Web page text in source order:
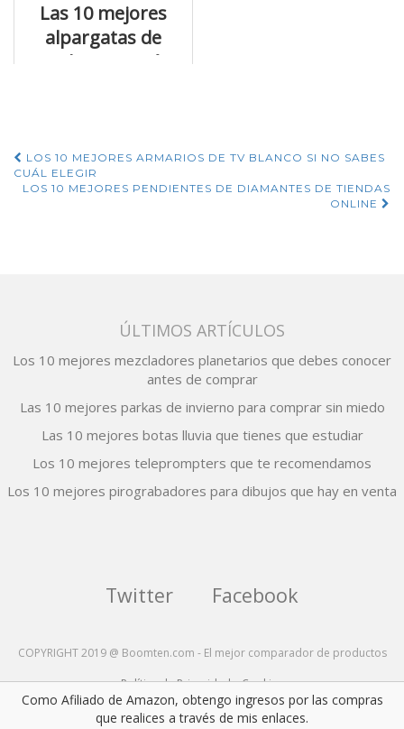
Las 10 mejores
alpargatas de
moda que están
Navegación
de
LOS 10 MEJORES ARMARIOS DE TV BLANCO SI NO SABES
CUÁL ELEGIR
LOS 10 MEJORES PENDIENTES DE DIAMANTES DE TIENDAS
ONLINE
ÚLTIMOS ARTÍCULOS
Los 10 mejores mezcladores planetarios que debes conocer
antes de comprar
Las 10 mejores parkas de invierno para comprar sin miedo
Las 10 mejores botas lluvia que tienes que estudiar
Los 10 mejores teleprompters que te recomendamos
Los 10 mejores pirograbadores para dibujos que hay en venta
Twitter Facebook
COPYRIGHT 2019 @ Boomten.com - El mejor comparador de productos
Política de Privacidad y Cookies
Como Afiliado de Amazon, obtengo ingresos por las compras
que realices a través de mis enlaces.